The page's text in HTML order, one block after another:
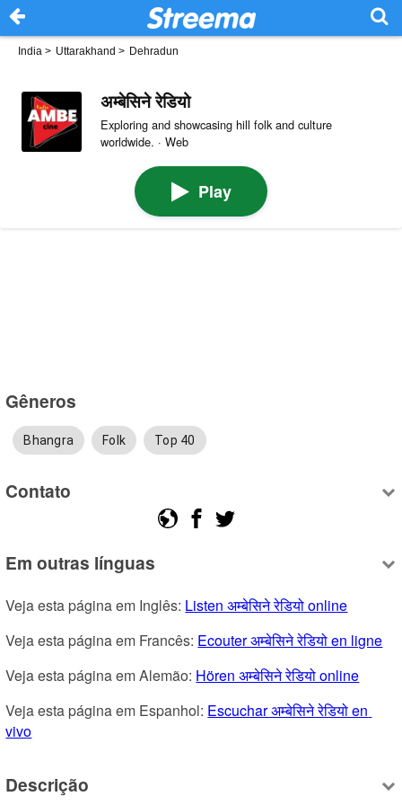
India > Uttarakhand > Dehradun
अम्बेसिने रेडियो
Exploring and showcasing hill folk and culture
worldwide. · Web
Play
Gêneros
Bhangra Folk Top 40
Contato
Em outras línguas
Veja esta página em Inglês: Listen अम्बेसिने रेडियो online
Veja esta página em Francês: Ecouter अम्बेसिने रेडियो en ligne
Veja esta página em Alemão: Hören अम्बेसिने रेडियो online
Veja esta página em Espanhol: Escuchar अम्बेसिने रेडियो en
vivo
Descrição